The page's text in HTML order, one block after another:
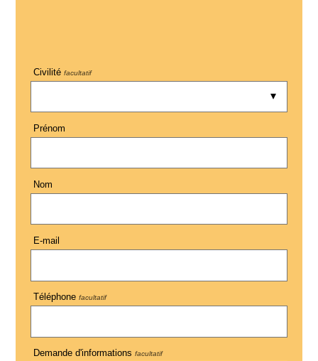
Civilité facultatif
Prénom
Nom
E-mail
Téléphone facultatif
Demande d'informations facultatif